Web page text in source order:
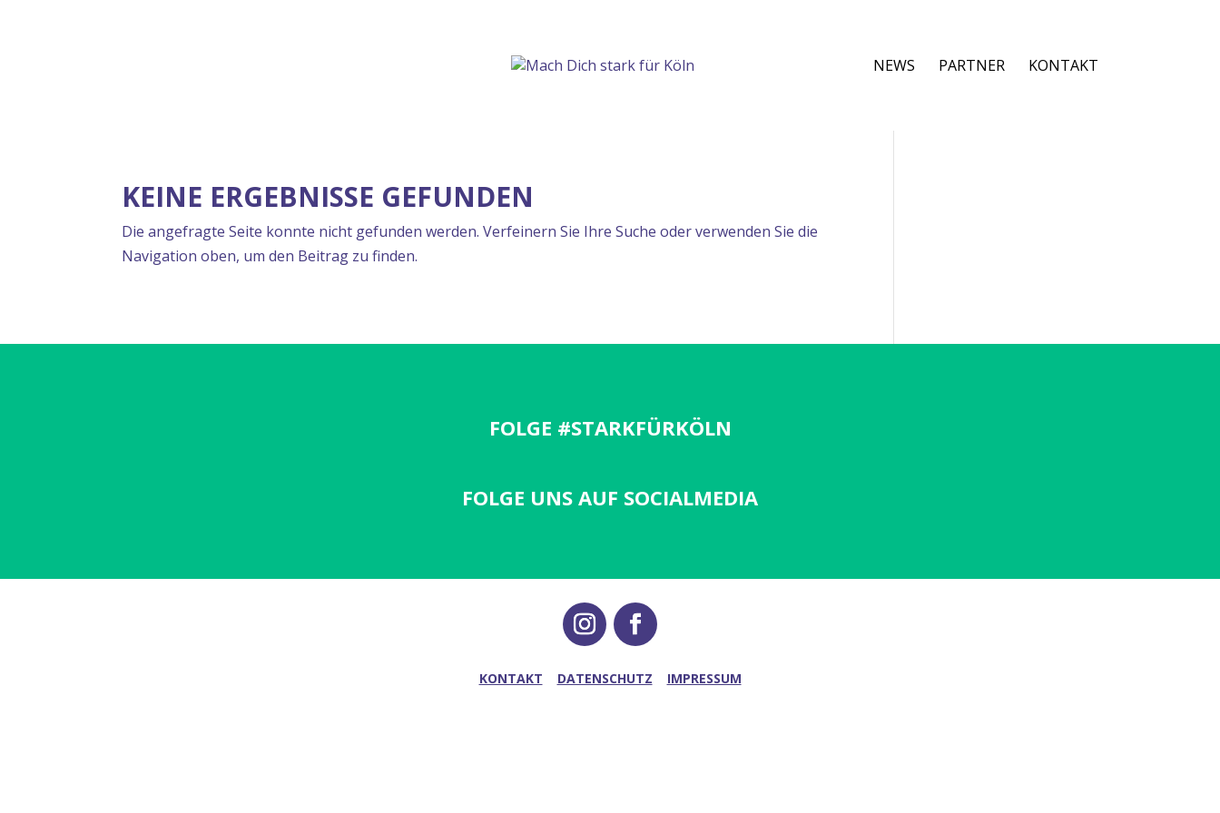
NEWS PARTNER KONTAKT
KEINE ERGEBNISSE GEFUNDEN
Die angefragte Seite konnte nicht gefunden werden. Verfeinern Sie Ihre Suche oder verwenden Sie die
Navigation oben, um den Beitrag zu finden.
FOLGE #STARKFÜRKÖLN
FOLGE UNS AUF SOCIALMEDIA
KONTAKT DATENSCHUTZ IMPRESSUM